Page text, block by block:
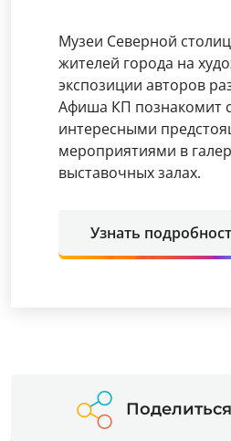
Музеи Северной
жителей города на
экспозиции авторов
Афиша КП познакомит
интересными
мероприятиями в
выставочных залах.
Узнать